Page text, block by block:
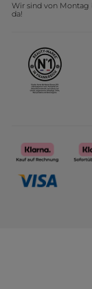
Kollektion
Affiliate
Wir sind von Montag
da!